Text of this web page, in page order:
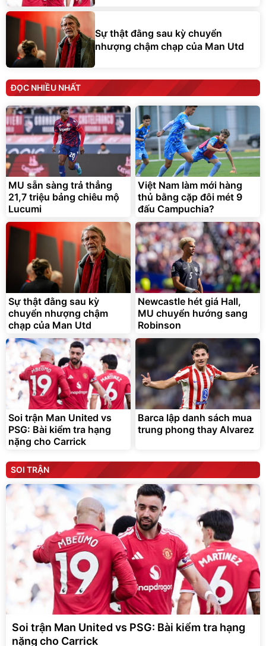
Sự thật đằng sau kỳ chuyển
nhượng chậm chạp của Man Utd
ĐỌC NHIỀU NHẤT
MU sẵn sàng trả thẳng
21,7 triệu bảng chiêu mộ
Lucumi
Việt Nam làm mới hàng
thủ bằng cặp đôi mét 9
đấu Campuchia?
Sự thật đằng sau kỳ
chuyển nhượng chậm
chạp của Man Utd
Newcastle hét giá Hall,
MU chuyển hướng sang
Robinson
Soi trận Man United vs
PSG: Bài kiểm tra hạng
nặng cho Carrick
Barca lập danh sách mua
trung phong thay Alvarez
SOI TRẬN
Soi trận Man United vs PSG: Bài kiểm tra hạng
nặng cho Carrick